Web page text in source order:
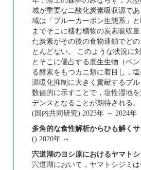
域が重要な二酸化炭素吸収源で
域は「ブルーカーボン生態系」
までそこに棲む植物の炭素吸収
た炭素がその後の食物連鎖でど
とんどない。 このような状況に
とそこに優占する底生生物（ベ
る酵素をもつカニ類に着目し，
温暖化抑制に大きく貢献するブ
数値的に示すことで，塩性湿地
デンスとなることが期待される。
(国内共同研究) 2023年 ～ 2024年
多角的な食性解析からひも解く
() 2020年 ～
宍道湖のヨシ原におけるヤマト
宍道湖において，ヤマトシジミ